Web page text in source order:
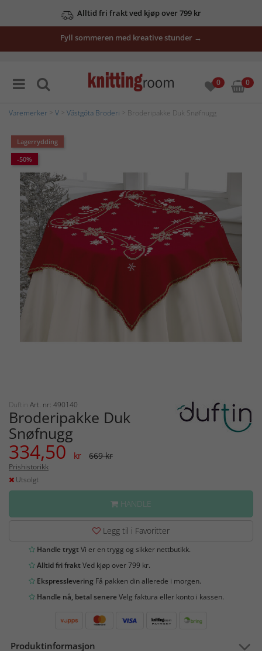
Alltid fri frakt ved kjøp over 799 kr
Fyll sommeren med kreative stunder →
0 0
Varemerker V Västgöta Broderi > Broderipakke Duk Snøfnugg
Lagerrydding
-50%
Duftin Art. nr: 490140
Broderipakke Duk
Snøfnugg
334,50 kr 669 kr
Prishistorikk
Utsolgt
HANDLE
Legg til i Favoritter
Handle trygtVi er en trygg og sikker nettbutikk.
Alltid fri fraktVed kjøp over 799 kr.
Ekspresslevering Få pakken din allerede i morgen.
Handle nå, betal senereVelg faktura eller konto i kassen.
Produktinformasjon